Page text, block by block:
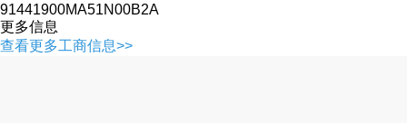
91441900MA51N00B2A
更多信息
查看更多工商信息>>